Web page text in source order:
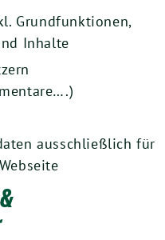
Grundfunktionen,
Inhalte
ausschließlich für